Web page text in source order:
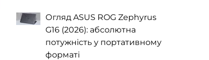
Огляд ASUS ROG Zephyrus
G16 (2026): абсолютна
потужність у портативному
форматі